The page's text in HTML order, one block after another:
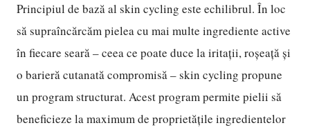
Principiul de bază al skin cycling este echilibrul. În loc
să supraîncărcăm pielea cu mai multe ingrediente active
în fiecare seară – ceea ce poate duce la iritații, roșeață și
o barieră cutanată compromisă – skin cycling propune
un program structurat. Acest program permite pielii să
beneficieze la maximum de proprietățile ingredientelor